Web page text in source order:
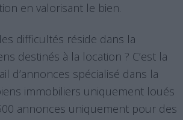
en valorisant le bien.
difficultés réside dans la
destinés à la location ? C’est la
d’annonces spécialisé dans la
immobiliers uniquement loués
annonces uniquement pour des